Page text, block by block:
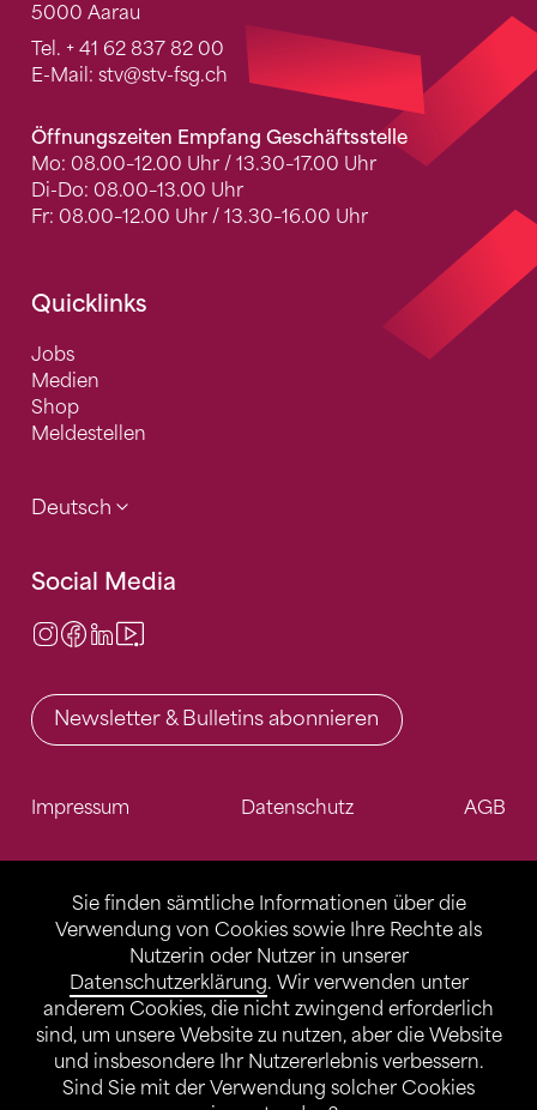
Sie finden sämtliche Informationen über die
Verwendung von Cookies sowie Ihre Rechte als
Nutzerin oder Nutzer in unserer
Datenschutzerklärung. Wir verwenden unter
anderem Cookies, die nicht zwingend erforderlich
sind, um unsere Website zu nutzen, aber die Website
und insbesondere Ihr Nutzererlebnis verbessern.
Sind Sie mit der Verwendung solcher Cookies
5000 Aarau
Tel. + 41 62 837 82 00
E-Mail: stv@stv-fsg.ch
Öffnungszeiten Empfang Geschäftsstelle
Mo: 08.00–12.00 Uhr / 13.30–17.00 Uhr
Di-Do: 08.00–13.00 Uhr
Fr: 08.00–12.00 Uhr / 13.30–16.00 Uhr
Quicklinks
Jobs
Medien
Shop
Meldestellen
Deutsch
Social Media
Instagram
Facebook
LinkedIn
Newsletter & Bulletins abonnieren
Impressum Datenschutz AGB